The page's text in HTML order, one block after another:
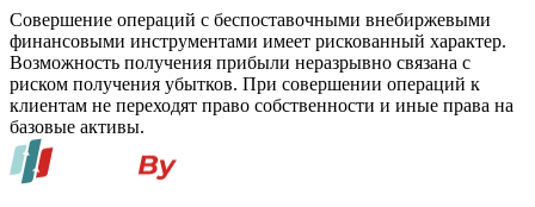
Совершение операций с беспоставочными внебиржевыми
финансовыми инструментами имеет рискованный характер.
Возможность получения прибыли неразрывно связана с
риском получения убытков. При совершении операций к
клиентам не переходят право собственности и иные права на
базовые активы.